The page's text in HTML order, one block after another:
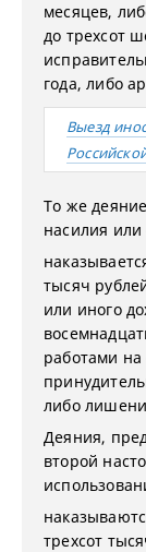
месяцев,
до трехсот
года, либо
Выезд
То же
насилия или
тысяч
или иного
работами на
либо
Деяния,
второй
трехсот